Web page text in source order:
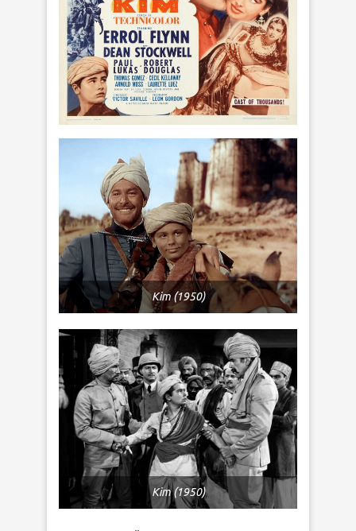
Kim (1950)
Kim (1950)